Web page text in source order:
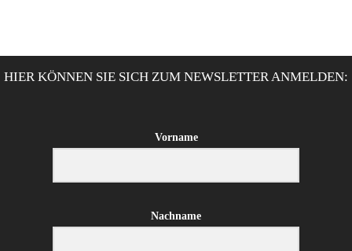
HIER KÖNNEN SIE SICH ZUM NEWSLETTER ANMELDEN:
Vorname
Nachname